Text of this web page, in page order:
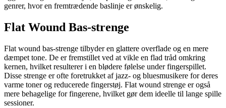
genrer, hvor en fremtrædende baslinje er ønskelig.
Flat Wound Bas-strenge
Flat wound bas-strenge tilbyder en glattere overflade og en mere
dæmpet tone. De er fremstillet ved at vikle en flad tråd omkring
kernen, hvilket resulterer i en blødere følelse under fingerspillet.
Disse strenge er ofte foretrukket af jazz- og bluesmusikere for deres
varme toner og reducerede fingerstøj. Flat wound strenge er også
mere behagelige for fingerene, hvilket gør dem ideelle til lange spille
sessioner.